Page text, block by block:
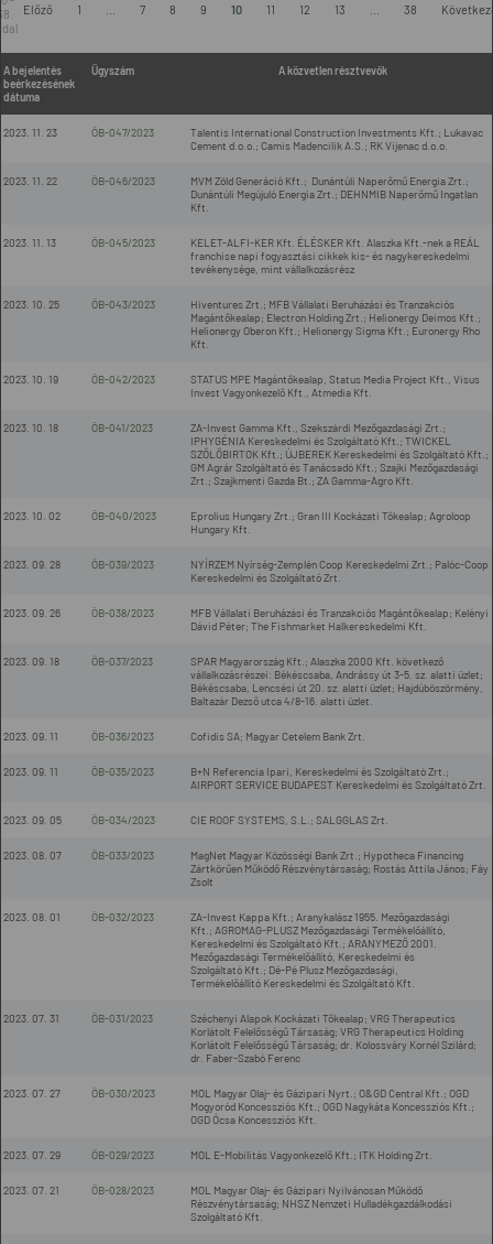
Előző 1 7 8 9 10 11 12 13 38
A bejelentés
beérkezésének
dátuma
Ügyszám A közvetlen résztvevők
2023. 11. 23 ÖB-047/2023
Talentis International Construction Investments Kft.; Lukavac
Cement d.o.o.; Camis Madencilik A.S.; RK Vijenac d.o.o.
2023. 11. 22 ÖB-046/2023
MVM Zöld Generáció Kft.; Dunántúli Naperőmű Energia Zrt.;
Dunántúli Megújuló Energia Zrt.; DEHNMIB Naperőmű Ingatlan
Kft.
2023. 11. 13 ÖB-045/2023
KELET-ALFI-KER Kft. ÉLÉSKER Kft. Alaszka Kft.-nek a REÁL
franchise napi fogyasztási cikkek kis- és nagykereskedelmi
tevékenysége, mint vállalkozásrész
2023. 10. 25 ÖB-043/2023
Hiventures Zrt.; MFB Vállalati Beruházási és Tranzakciós
Magántőkealap; Electron Holding Zrt.; Helionergy Deimos Kft.;
Helionergy Oberon Kft.; Helionergy Sigma Kft.; Euronergy Rho
Kft.
2023. 10. 19 ÖB-042/2023
STATUS MPE Magántőkealap, Status Media Project Kft., Visus
Invest Vagyonkezelő Kft., Atmedia Kft.
2023. 10. 18 ÖB-041/2023
ZA-Invest Gamma Kft., Szekszárdi Mezőgazdasági Zrt.;
IPHYGÉNIA Kereskedelmi és Szolgáltató Kft.; TWICKEL
SZŐLŐBIRTOK Kft.; ÚJBEREK Kereskedelmi és Szolgáltató Kft.;
GM Agrár Szolgáltató és Tanácsadó Kft.; Szajki Mezőgazdasági
Zrt.; Szajkmenti Gazda Bt.; ZA Gamma-Agro Kft.
2023. 10. 02 ÖB-040/2023
Eprolius Hungary Zrt.; Gran III Kockázati Tőkealap; Agroloop
Hungary Kft.
2023. 09. 28 ÖB-039/2023
NYÍRZEM Nyírség-Zemplén Coop Kereskedelmi Zrt.; Palóc-Coop
Kereskedelmi és Szolgáltató Zrt.
2023. 09. 26 ÖB-038/2023
MFB Vállalati Beruházási és Tranzakciós Magántőkealap; Kelényi
Dávid Péter; The Fishmarket Halkereskedelmi Kft.
2023. 09. 18 ÖB-037/2023
SPAR Magyarország Kft.; Alaszka 2000 Kft. következő
vállalkozásrészei: Békéscsaba, Andrássy út 3-5. sz. alatti üzlet;
Békéscsaba, Lencsési út 20. sz. alatti üzlet; Hajdúböszörmény,
Baltazár Dezső utca 4/8-16. alatti üzlet.
2023. 09. 11 ÖB-036/2023 Cofidis SA; Magyar Cetelem Bank Zrt.
2023. 09. 11 ÖB-035/2023
B+N Referencia Ipari, Kereskedelmi és Szolgáltató Zrt.;
AIRPORT SERVICE BUDAPEST Kereskedelmi és Szolgáltató Zrt.
2023. 09. 05 ÖB-034/2023 CIE ROOF SYSTEMS, S.L.; SALGGLAS Zrt.
2023. 08. 07 ÖB-033/2023
MagNet Magyar Közösségi Bank Zrt.; Hypotheca Financing
Zártkörűen Működő Részvénytársaság; Rostás Attila János; Fáy
Zsolt
2023. 08. 01 ÖB-032/2023
ZA-Invest Kappa Kft.; Aranykalász 1955. Mezőgazdasági
Kft.; AGROMAG-PLUSZ Mezőgazdasági Termékelőállító,
Kereskedelmi és Szolgáltató Kft.; ARANYMEZŐ 2001.
Mezőgazdasági Termékelőállító, Kereskedelmi és
Szolgáltató Kft.; Dé-Pé Plusz Mezőgazdasági,
Termékelőállító Kereskedelmi és Szolgáltató Kft.
2023. 07. 31 ÖB-031/2023
Széchenyi Alapok Kockázati Tőkealap; VRG Therapeutics
Korlátolt Felelősségű Társaság; VRG Therapeutics Holding
Korlátolt Felelősségű Társaság; dr. Kolossváry Kornél Szilárd;
dr. Faber-Szabó Ferenc
2023. 07. 27 ÖB-030/2023
MOL Magyar Olaj- és Gázipari Nyrt.; O&GD Central Kft.; OGD
Mogyoród Koncessziós Kft.; OGD Nagykáta Koncessziós Kft.;
OGD Ócsa Koncessziós Kft.
2023. 07. 29 ÖB-029/2023 MOL E-Mobilitás Vagyonkezelő Kft.; ITK Holding Zrt.
2023. 07. 21 ÖB-028/2023
MOL Magyar Olaj- és Gázipari Nyilvánosan Működő
Részvénytársaság; NHSZ Nemzeti Hulladékgazdálkodási
Szolgáltató Kft.